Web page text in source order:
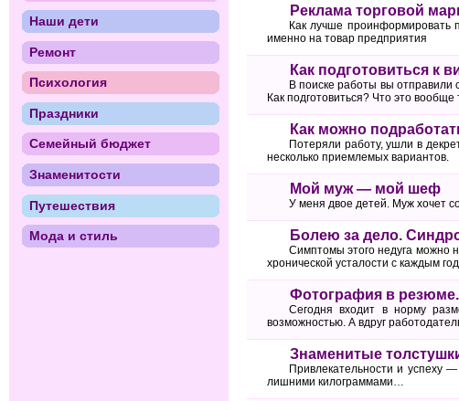
Реклама торговой
Как лучше проинформировать
именно на товар предприятия
Как подготовиться к
В поиске работы вы отправили
Как подготовиться? Что это вообще
Как можно
Потеряли работу, ушли в
несколько приемлемых вариантов.
Мой муж — мой шеф
У меня двое детей. Муж хочет
Болею за дело.
Симптомы этого недуга можно
хронической усталости с каждым
Фотография в
Сегодня входит в норму
возможностью. А вдруг
Знаменитые
Привлекательности и успеху
лишними килограммами…
Наши дети
Ремонт
Психология
Праздники
Семейный бюджет
Знаменитости
Путешествия
Мода и стиль